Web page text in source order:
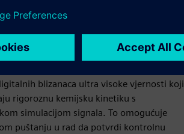
visoke vjernosti
i gPROMS)
blizanaca ultra visoke vjernosti koji
rigoroznu kemijsku kinetiku s
simulacijom signala. To omogućuje
puštanju u rad da potvrdi kontrolnu